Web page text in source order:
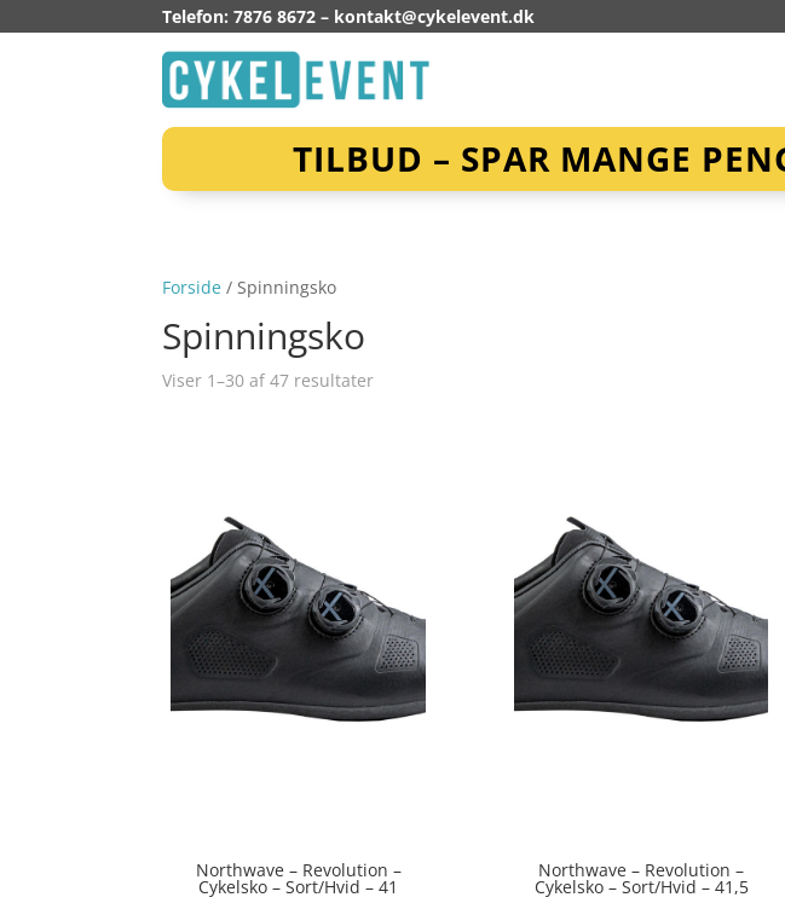
Telefon: 7876 8672 – kontakt@cykelevent.dk
TILBUD – SPAR MANGE
Forside / Spinningsko
Spinningsko
Viser 1–30 af 47 resultater
Northwave – Revolution –
Cykelsko – Sort/Hvid – 41
Northwave – Revolution –
Cykelsko – Sort/Hvid – 41,5